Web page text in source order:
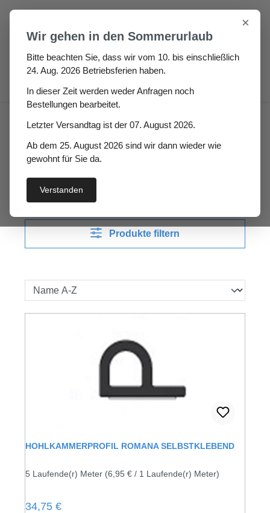
Zum Hauptinhalt springen
Fugen & Spalt
Moosgummi klebend
Einklebedichtungen
Produkte filtern
HOHLKAMMERPROFIL ROMANA SELBSTKLEBEND
5 Laufende(r) Meter (6,95 € / 1 Laufende(r) Meter)
Regulärer Preis:
34,75 €
×
Wir gehen in den Sommerurlaub
Bitte beachten Sie, dass wir vom 10. bis einschließlich
24. Aug. 2026 Betriebsferien haben.
In dieser Zeit werden weder Anfragen noch
Bestellungen bearbeitet.
Letzter Versandtag ist der 07. August 2026.
Ab dem 25. August 2026 sind wir dann wieder wie
gewohnt für Sie da.
Verstanden